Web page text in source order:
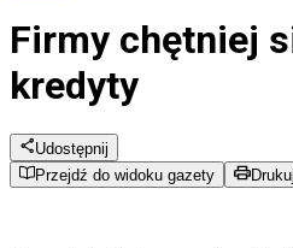
Firmy chętniej
kredyty
Udostępnij
Przejdź do widoku gazety
Drukuj